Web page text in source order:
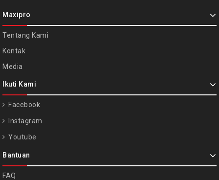
Maxipro
Tentang Kami
Kontak
Media
Ikuti Kami
Facebook
Instagram
Youtube
Bantuan
FAQ